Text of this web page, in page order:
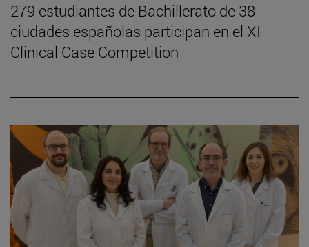
279 estudiantes de Bachillerato de 38
ciudades españolas participan en el XI
Clinical Case Competition